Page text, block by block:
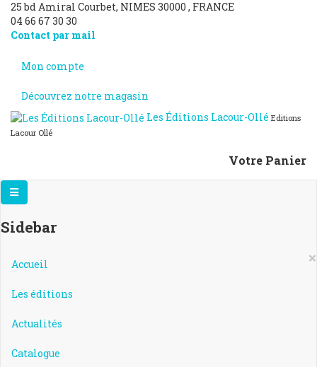
25 bd Amiral Courbet, NIMES 30000 , FRANCE
04 66 67 30 30
Contact par mail
Mon compte
Découvrez notre magasin
Les Éditions Lacour-Ollé Editions
Lacour Ollé
Votre Panier
Sidebar
×
Accueil
Les éditions
Actualités
Catalogue